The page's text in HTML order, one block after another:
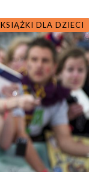
KSIĄŻKI DLA DZIECI